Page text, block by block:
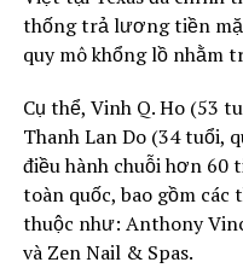
thống trả lương tiền
quy mô khổng lồ nhằm
Cụ thể, Vinh Q. Ho (53
Thanh Lan Do (34 tuổi,
điều hành chuỗi hơn 60
toàn quốc, bao gồm
thuộc như: Anthony
và Zen Nail & Spas.